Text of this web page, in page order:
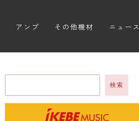
アンプ その他機材
アクセサリ
ニュース
弾いてみた
検索